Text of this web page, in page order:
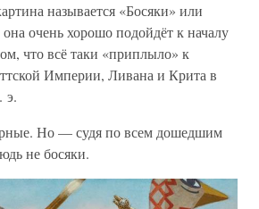
называется «Босяки» или
очень хорошо подойдёт к началу
что всё таки «приплыло» к
Империи, Ливана и Крита в
э.
Но — судя по всем дошедшим
не босяки.